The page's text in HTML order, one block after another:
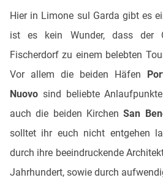
Hier in Limone sul Garda gibt es
ist es kein Wunder, dass der
Fischerdorf zu einem belebten
Vor allem die beiden Häfen
Nuovo sind beliebte
auch die beiden KirchenSan
solltet ihr euch nicht entgehen
durch ihre beeindruckende
Jahrhundert, sowie durch